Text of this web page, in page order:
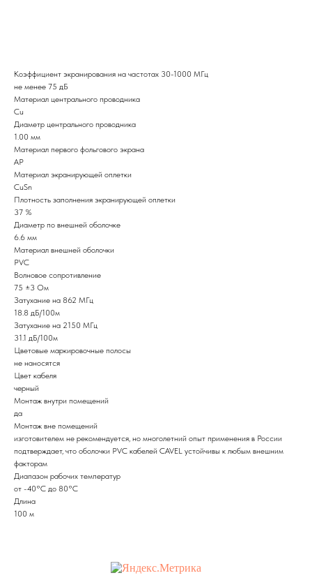
Коэффициент экранирования на частотах 30-1000 МГц
не менее 75 дБ
Материал центрального проводника
Cu
Диаметр центрального проводника
1.00 мм
Материал первого фольгового экрана
AP
Материал экранирующей оплетки
CuSn
Плотность заполнения экранирующей оплетки
37 %
Диаметр по внешней оболочке
6.6 мм
Материал внешней оболочки
PVC
Волновое сопротивление
75 ±3 Ом
Затухание на 862 МГц
18.8 дБ/100м
Затухание на 2150 МГц
31.1 дБ/100м
Цветовые маркировочные полосы
не наносятся
Цвет кабеля
черный
Монтаж внутри помещений
да
Монтаж вне помещений
изготовителем не рекомендуется, но многолетний опыт применения в России
подтверждает, что оболочки PVC кабелей CAVEL устойчивы к любым внешним
факторам
Диапазон рабочих температур
от -40°С до 80°С
Длина
100 м